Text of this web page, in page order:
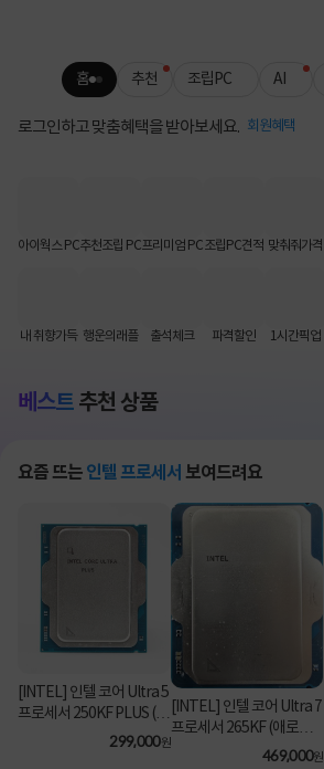
홈 추천 조립PC AI
로그인하고 맞춤혜택을 받아보세요. 회원혜택
아이웍스 PC추천조립 PC프리미엄 PC조립PC견적 맞춰줘가격
내 취향가득 행운의래플 출석체크 파격할인 1시간픽업
베스트 추천 상품
요즘 뜨는 인텔 프로세서 보여드려요
[INTEL] 인텔 코어 Ultra 5
프로세서 250KF PLUS (애
로우 레이크/5.3GHz/30M
299,000원
[INTEL] 인텔 코어 Ultra 7
프로세서 265KF (애로우
레이크/3.9GHz/30MB/쿨
469,000원